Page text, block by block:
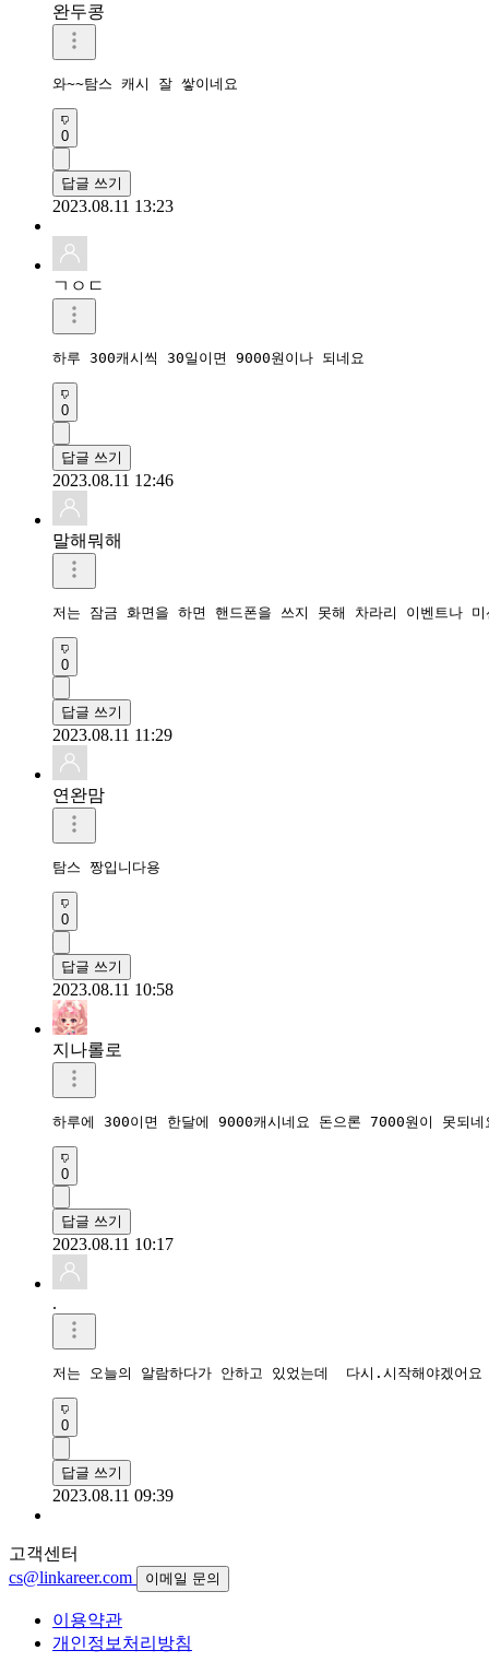
완두콩
와~~탐스 캐시 잘 쌓이네요
0
답글 쓰기
2023.08.11 13:23
ㄱㅇㄷ
하루 300캐시씩 30일이면 9000원이나 되네요
0
답글 쓰기
2023.08.11 12:46
말해뭐해
저는 잠금 화면을 하면 핸드폰을 쓰지 못해 차라리 이벤트나
0
답글 쓰기
2023.08.11 11:29
연완맘
탐스 짱입니다용
0
답글 쓰기
2023.08.11 10:58
지나롤로
하루에 300이면 한달에 9000캐시네요 돈으론 7000원이 못되네
0
답글 쓰기
2023.08.11 10:17
.
저는 오늘의 알람하다가 안하고 있었는데  다시.시작해야겠어
0
답글 쓰기
2023.08.11 09:39
고객센터
cs@linkareer.com
이메일 문의
이용약관
개인정보처리방침